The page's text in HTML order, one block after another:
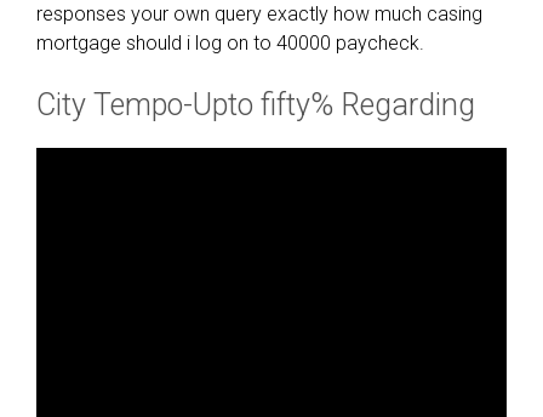
responses your own query exactly how much casing
mortgage should i log on to 40000 paycheck.
City Tempo-Upto fifty% Regarding